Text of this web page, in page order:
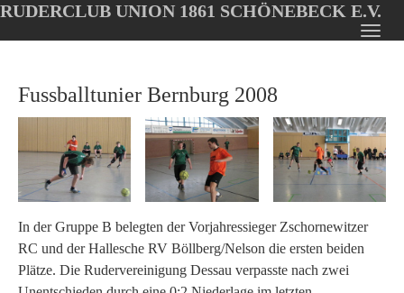
Oops, an error occurred! Code: 202608061548124b30ef36
main
content
RUDERCLUB UNION 1861 SCHÖNEBECK E.V.
Fussballtunier Bernburg 2008
In der Gruppe B belegten der Vorjahressieger Zschornewitzer
RC und der Hallesche RV Böllberg/Nelson die ersten beiden
Plätze. Die Rudervereinigung Dessau verpasste nach zwei